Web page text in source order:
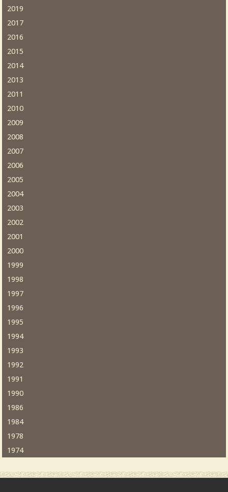
2019
2017
2016
2015
2014
2013
2011
2010
2009
2008
2007
2006
2005
2004
2003
2002
2001
2000
1999
1998
1997
1996
1995
1994
1993
1992
1991
1990
1986
1984
1978
1974